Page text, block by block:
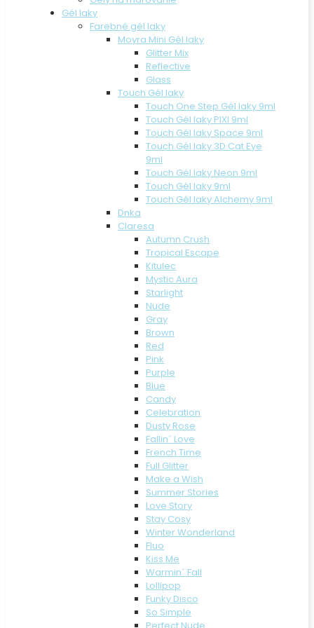
Gél laky
Farebné gél laky
Moyra Mini Gél laky
Glitter Mix
Reflective
Glass
Touch Gél laky
Touch One Step Gél laky 9ml
Touch Gél laky PIXI 9ml
Touch Gél laky Space 9ml
Touch Gél laky 3D Cat Eye
9ml
Touch Gél laky Neon 9ml
Touch Gél laky 9ml
Touch Gél laky Alchemy 9ml
Dnka
Claresa
Autumn Crush
Tropical Escape
Kitulec
Mystic Aura
Starlight
Nude
Gray
Brown
Red
Pink
Purple
Blue
Candy
Celebration
Dusty Rose
Fallin´ Love
French Time
Full Glitter
Make a Wish
Summer Stories
Love Story
Stay Cosy
Winter Wonderland
Fluo
Kiss Me
Warmin´ Fall
Lollipop
Funky Disco
So Simple